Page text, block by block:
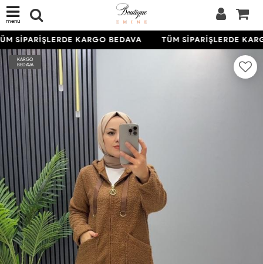
menü
SİPARİŞLERDE KARGO BEDAVA TÜM SİPARİŞLERDE
KARGO
BEDAVA